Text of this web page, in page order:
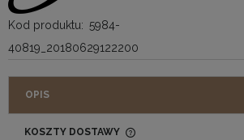
Kod produktu: 5984-
40819_20180629122200
OPIS
KOSZTY DOSTAWY